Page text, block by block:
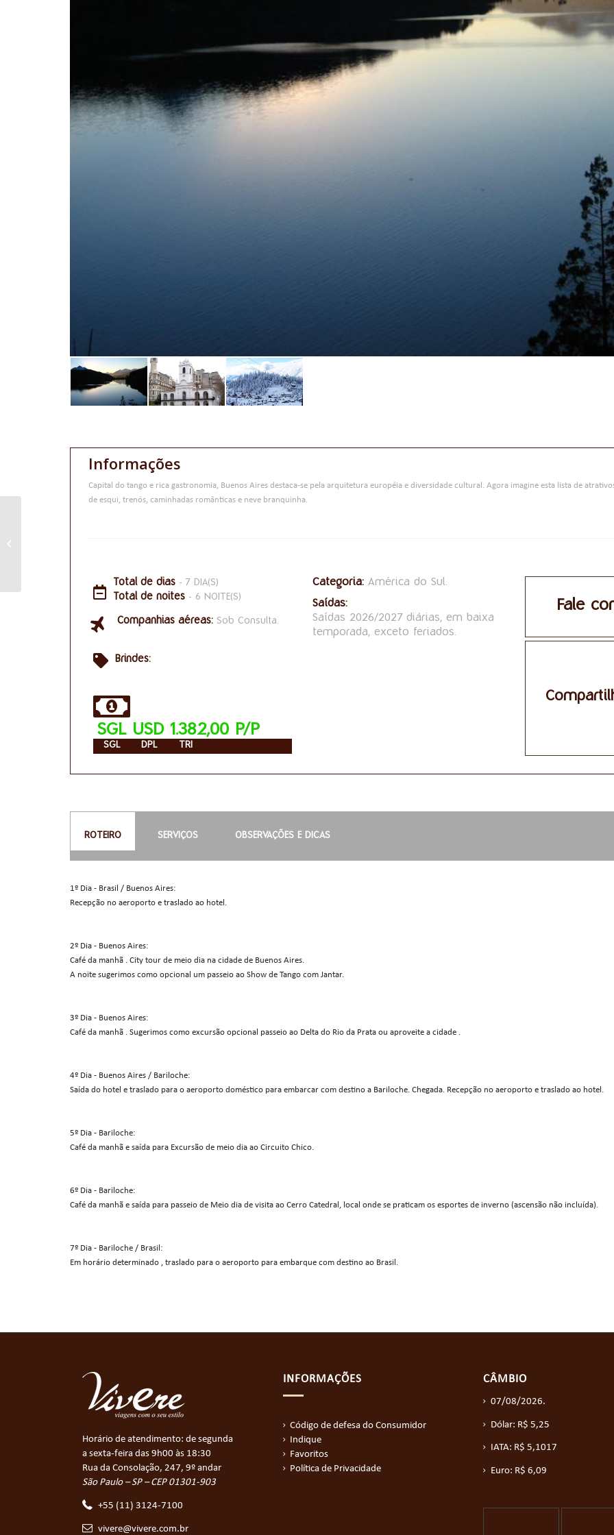
Informações
Capital do tango e rica gastronomia, Buenos Aires destaca-se pela arquitetura européia e diversidade cultural. Agora imagine esta lista de
de esqui, trenós, caminhadas românticas e neve branquinha.
Total de dias - 7 DIA(S)
Total de noites - 6 NOITE(S)
Companhias aéreas: Sob Consulta.
Brindes:
SGL USD 1.382,00 P/P
SGL DPL TRI
Categoria: América do Sul.
Saídas:
Saídas 2026/2027 diárias, em baixa
temporada, exceto feriados.
Fale
ROTEIRO
1º Dia - Brasil / Buenos Aires:
Recepção no aeroporto e traslado ao hotel.
2º Dia - Buenos Aires:
Café da manhã . City tour de meio dia na cidade de Buenos Aires.
A noite sugerimos como opcional um passeio ao Show de Tango com Jantar.
3º Dia - Buenos Aires:
Café da manhã . Sugerimos como excursão opcional passeio ao Delta do Rio da Prata ou aproveite a cidade .
4º Dia - Buenos Aires / Bariloche:
Saída do hotel e traslado para o aeroporto doméstico para embarcar com destino a Bariloche. Chegada. Recepção no aeroporto e traslado ao hotel.
5º Dia - Bariloche:
Café da manhã e saída para Excursão de meio dia ao Circuito Chico.
6º Dia - Bariloche:
Café da manhã e saída para passeio de Meio dia de visita ao Cerro Catedral, local onde se praticam os esportes de inverno (ascensão não incluída).
7º Dia - Bariloche / Brasil:
Em horário determinado , traslado para o aeroporto para embarque com destino ao Brasil.
SERVIÇOS OBSERVAÇÕES E DICAS
Horário de atendimento: de segunda
a sexta-feira das 9h00 às 18:30
Rua da Consolação, 247, 9º andar
São Paulo – SP – CEP 01301-903
+55 (11) 3124-7100
vivere@vivere.com.br
INFORMAÇÕES
Código de defesa do Consumidor
Indique
Favoritos
Política de Privacidade
CÂMBIO
07/08/2026.
Dólar: R$ 5,25
IATA: R$ 5,1017
Euro: R$ 6,09